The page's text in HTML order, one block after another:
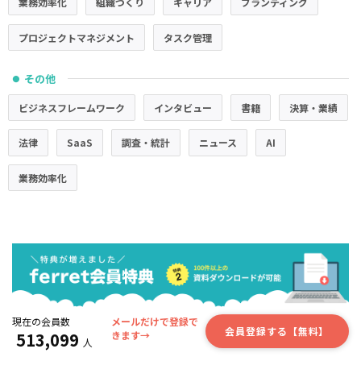
プロジェクトマネジメント タスク管理
● その他
ビジネスフレームワーク インタビュー 書籍 決算・業績
法律 SaaS 調査・統計 ニュース AI
業務効率化
現在の会員数
513,099 人
メールだけで登録で
きます→
会員登録する【無料】